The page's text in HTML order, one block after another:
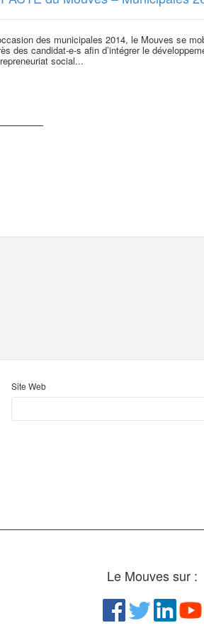
des municipales 2014, le Mouves se
des candidat-e-s afin d’intégrer le
social...
Site Web
Le Mouves sur :